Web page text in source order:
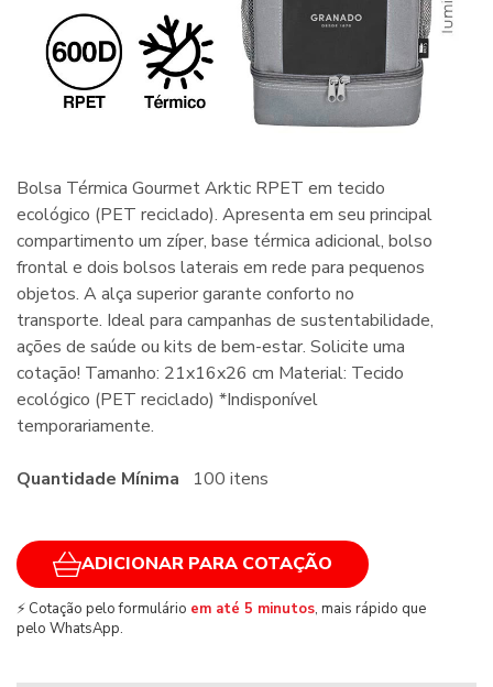
Bolsa Térmica Gourmet Arktic RPET em tecido
ecológico (PET reciclado). Apresenta em seu principal
compartimento um zíper, base térmica adicional, bolso
frontal e dois bolsos laterais em rede para pequenos
objetos. A alça superior garante conforto no
transporte. Ideal para campanhas de sustentabilidade,
ações de saúde ou kits de bem-estar. Solicite uma
cotação! Tamanho: 21x16x26 cm Material: Tecido
ecológico (PET reciclado) *Indisponível
temporariamente.
Quantidade Mínima 100 itens
ADICIONAR PARA COTAÇÃO
⚡ Cotação pelo formulário em até 5 minutos, mais rápido que
pelo WhatsApp.